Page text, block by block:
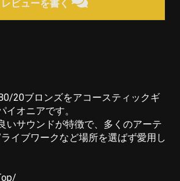
レビューを書く
20ブロンズをアコースティックギ
イオニアです。
いサウンドが特徴で、多くのアーテ
イブワークなど場所を選ばず愛用し